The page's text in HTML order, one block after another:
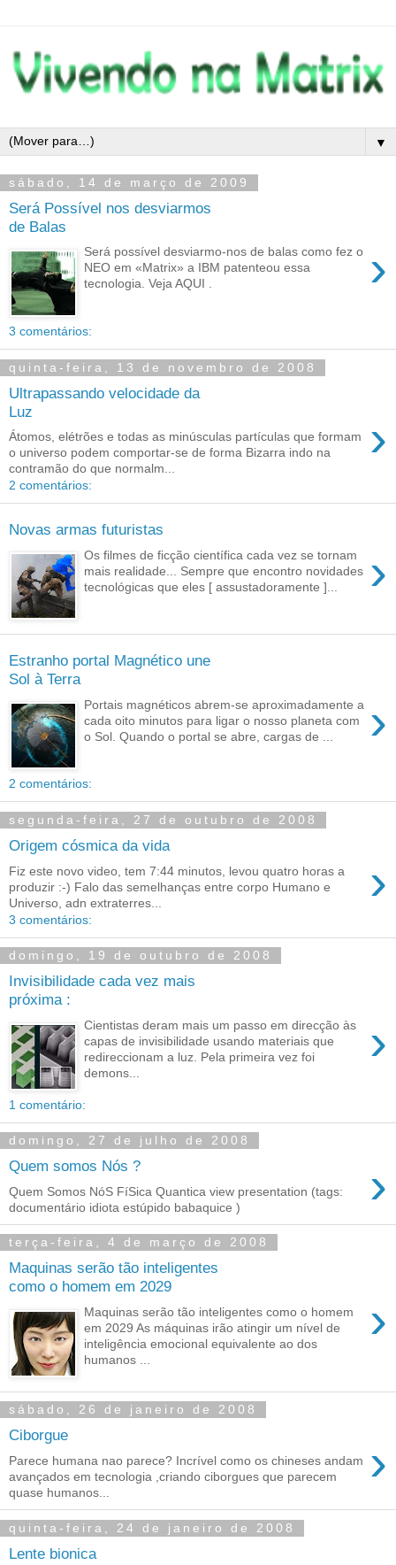
▼
sábado, 14 de março de 2009
Será Possível nos desviarmos
de Balas
›
Será possível desviarmo-nos de balas como fez o
NEO em «Matrix» a IBM patenteou essa
tecnologia. Veja AQUI .
3 comentários:
quinta-feira, 13 de novembro de 2008
Ultrapassando velocidade da
Luz
›
Átomos, elétrões e todas as minúsculas partículas que formam
o universo podem comportar-se de forma Bizarra indo na
contramão do que normalm...
2 comentários:
Novas armas futuristas
›
Os filmes de ficção científica cada vez se tornam
mais realidade... Sempre que encontro novidades
tecnológicas que eles [ assustadoramente ]...
Estranho portal Magnético une
Sol à Terra
›
Portais magnéticos abrem-se aproximadamente a
cada oito minutos para ligar o nosso planeta com
o Sol. Quando o portal se abre, cargas de ...
2 comentários:
segunda-feira, 27 de outubro de 2008
Origem cósmica da vida
›
Fiz este novo video, tem 7:44 minutos, levou quatro horas a
produzir :-) Falo das semelhanças entre corpo Humano e
Universo, adn extraterres...
3 comentários:
domingo, 19 de outubro de 2008
Invisibilidade cada vez mais
próxima :
›
Cientistas deram mais um passo em direcção às
capas de invisibilidade usando materiais que
redireccionam a luz. Pela primeira vez foi
demons...
1 comentário:
domingo, 27 de julho de 2008
Quem somos Nós ? ›
Quem Somos NóS FíSica Quantica view presentation (tags:
documentário idiota estúpido babaquice )
terça-feira, 4 de março de 2008
Maquinas serão tão inteligentes
como o homem em 2029
›
Maquinas serão tão inteligentes como o homem
em 2029 As máquinas irão atingir um nível de
inteligência emocional equivalente ao dos
humanos ...
sábado, 26 de janeiro de 2008
Ciborgue ›
Parece humana nao parece? Incrível como os chineses andam
avançados em tecnologia ,criando ciborgues que parecem
quase humanos...
quinta-feira, 24 de janeiro de 2008
Lente bionica